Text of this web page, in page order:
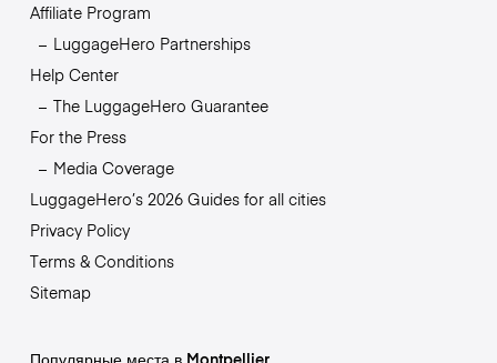
Affiliate Program
LuggageHero Partnerships
Help Center
The LuggageHero Guarantee
For the Press
Media Coverage
LuggageHero’s 2026 Guides for all cities
Privacy Policy
Terms & Conditions
Sitemap